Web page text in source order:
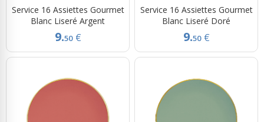
Service 16 Assiettes Gourmet
Blanc Liseré Argent
9.50 €
Service 16 Assiettes Gourmet
Blanc Liseré Doré
9.50 €